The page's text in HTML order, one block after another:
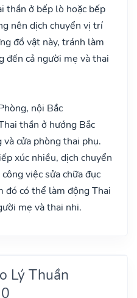
thần ở bếp lò hoặc bếp
nên dịch chuyển vị trí
đồ vật này, tránh làm
đến cả người mẹ và thai
nội Bắc
thần ở hướng Bắc
cửa phòng thai phụ.
xúc nhiều, dịch chuyển
việc sửa chữa đục
đó có thể làm động Thai
mẹ và thai nhi.
Lý Thuần